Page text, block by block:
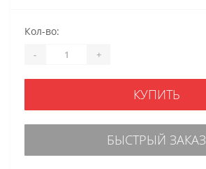
Кол-во:
- +
КУПИТЬ
БЫСТРЫЙ ЗАКАЗ